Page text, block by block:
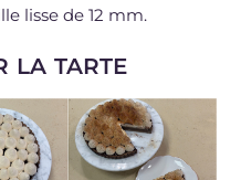
lisse de 12 mm.
LA TARTE